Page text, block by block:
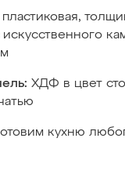
пластиковая,
ХДФ в цвет
кухню